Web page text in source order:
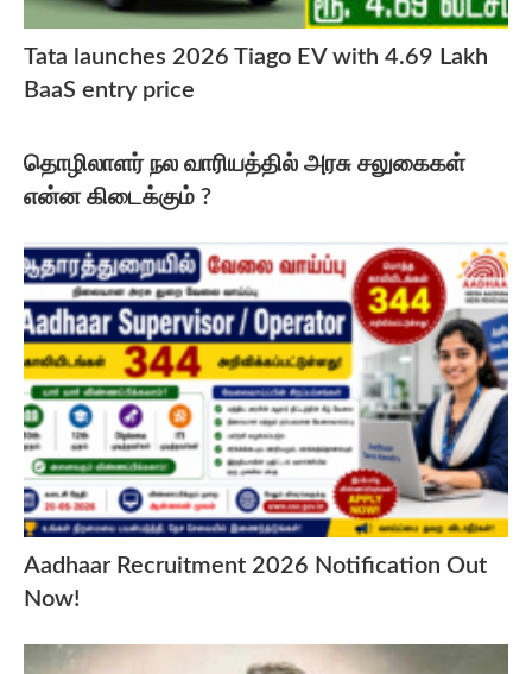
Tata launches 2026 Tiago EV with 4.69 Lakh
BaaS entry price
தொழிலாளர் நல வாரியத்தில் அரசு சலுகைகள்
என்ன கிடைக்கும் ?
Aadhaar Recruitment 2026 Notification Out
Now!